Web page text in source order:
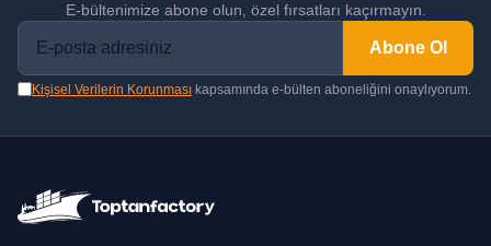
E-bültenimize abone olun, özel fırsatları kaçırmayın.
Abone Ol
Kişisel Verilerin Korunması kapsamında e-bülten aboneliğini onaylıyorum.